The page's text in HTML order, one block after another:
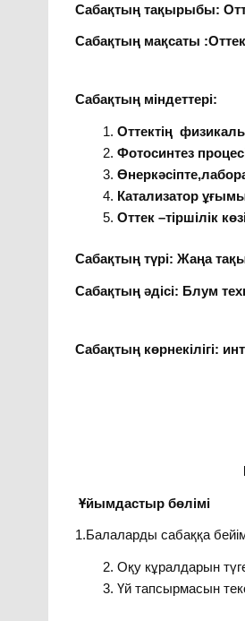
Сабақтың тақырыбы:
Сабақтың мақсаты
Сабақтың міндеттері:
Оттектің
Фотосинтез
Катализатор
Оттек –тіршілік
Сабақтың түрі: Жаңа
Сабақтың әдісі: Блум
Сабақтың көрнекілігі:
Сабақтың
І. Танып
Ұйымдастыр бөлімі
1.Балаларды сабаққа
Оқу кұралдарын
Үй тапсырмасын